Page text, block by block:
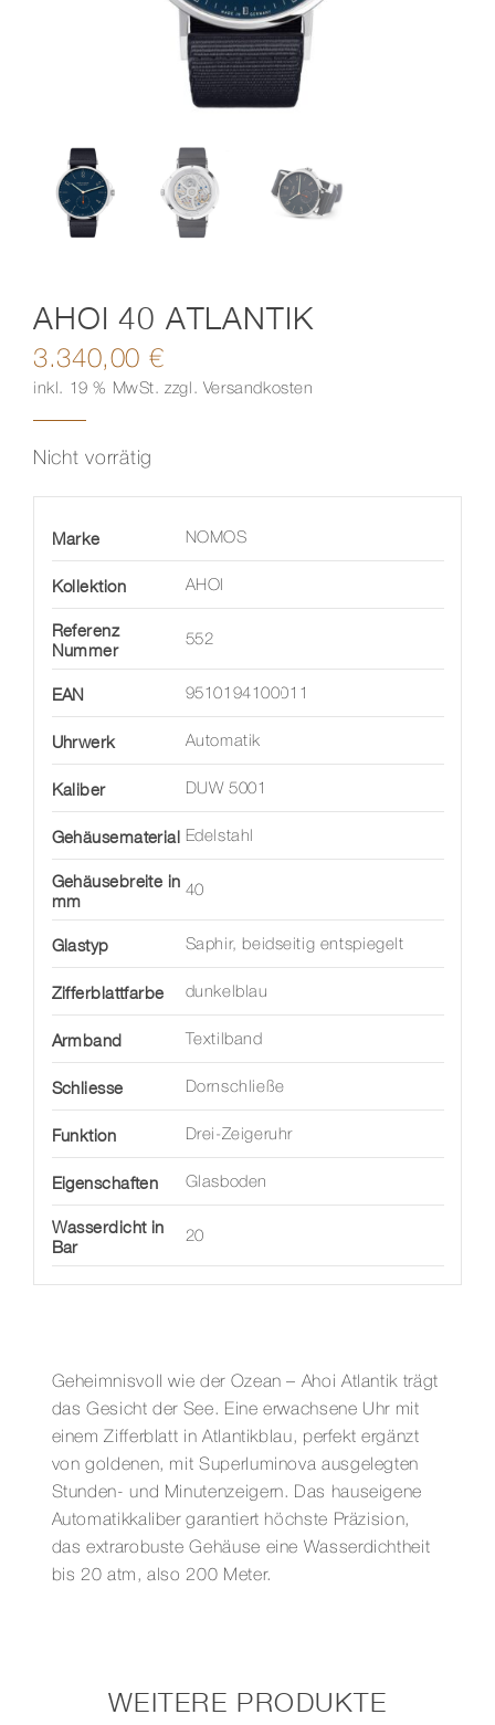
AHOI 40 ATLANTIK
3.340,00 €
inkl. 19 % MwSt. zzgl. Versandkosten
Nicht vorrätig
Marke NOMOS
Kollektion AHOI
Referenz
Nummer
552
EAN 9510194100011
Uhrwerk Automatik
Kaliber DUW 5001
Gehäusematerial Edelstahl
Gehäusebreite in
mm
40
Glastyp Saphir, beidseitig entspiegelt
Zifferblattfarbe dunkelblau
Armband Textilband
Schliesse Dornschließe
Funktion Drei-Zeigeruhr
Eigenschaften Glasboden
Wasserdicht in
Bar
20
Geheimnisvoll wie der Ozean – Ahoi Atlantik trägt
das Gesicht der See. Eine erwachsene Uhr mit
einem Zifferblatt in Atlantikblau, perfekt ergänzt
von goldenen, mit Superluminova ausgelegten
Stunden- und Minutenzeigern. Das hauseigene
Automatikkaliber garantiert höchste Präzision,
das extrarobuste Gehäuse eine Wasserdichtheit
bis 20 atm, also 200 Meter.
WEITERE PRODUKTE